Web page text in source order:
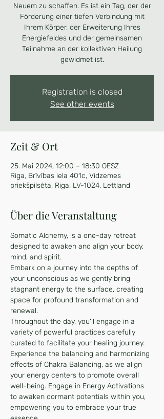
Neuem zu schaffen. Es ist ein Tag, der der
Förderung einer tiefen Verbindung mit
Ihrem Körper, der Erweiterung Ihres
Energiefeldes und der gemeinsamen
Teilnahme an der kollektiven Heilung
gewidmet ist.
Registration is closed
See other events
Zeit & Ort
25. Mai 2024, 12:00 – 18:30 OESZ
Riga, Brīvības iela 401c, Vidzemes
priekšpilsēta, Riga, LV-1024, Lettland
Über die Veranstaltung
Somatic Alchemy, is a one-day retreat
designed to awaken and align your body,
mind, and spirit.
Embark on a journey into the depths of
your unconscious as we gently bring
stagnant energy to the surface, creating
space for profound transformation and
renewal.
Throughout the day, you'll engage in a
variety of powerful practices carefully
curated to facilitate your healing journey.
Experience the balancing and harmonizing
effects of Chakra Balancing, as we align
your energy centers to promote overall
well-being. Engage in Energy Activations
to awaken dormant potentials within you,
empowering you to embrace your true